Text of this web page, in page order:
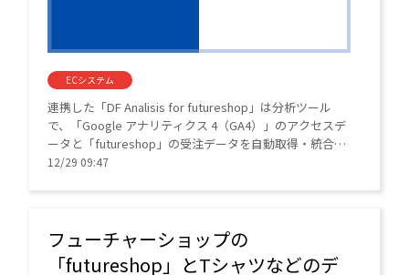
ECシステム
連携した「DF Analisis for futureshop」は分析ツール
で、「Google アナリティクス 4（GA4）」のアクセスデ
ータと「futureshop」の受注データを自動取得・統合
し、売り上げやアクセス状況を一画面で可視化する。
12/29 09:47
フューチャーショップの
「futureshop」とTシャツなどのデ